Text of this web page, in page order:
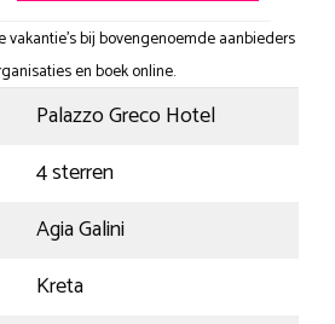
vakantie's bij bovengenoemde aanbieders
en boek online.
Palazzo Greco Hotel
4 sterren
Agia Galini
Kreta